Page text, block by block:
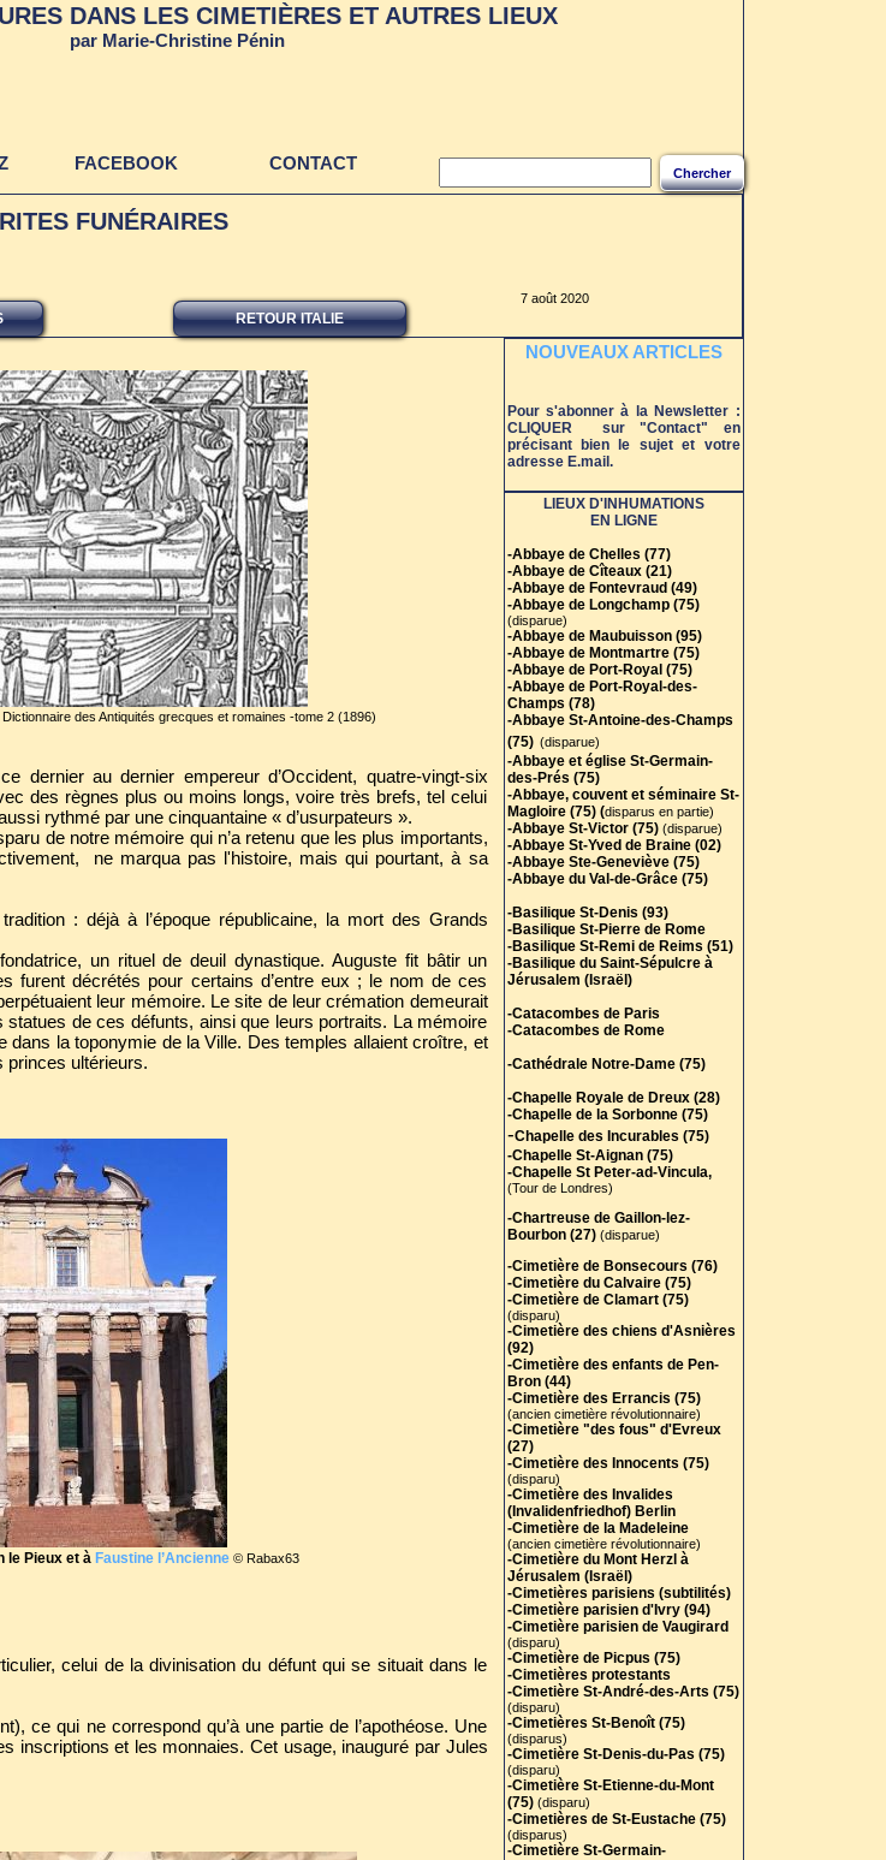
RETOUR ITALIE
FUNÉRAIRES
des Antiquités grecques et romaines -tome 2 (1896)
dernier au dernier empereur d’Occident, quatre-vingt-six
des règnes plus ou moins longs, voire très brefs, tel celui
rythmé par une cinquantaine « d’usurpateurs ».
de notre mémoire qui n’a retenu que les plus importants,
ne marqua pas l'histoire, mais qui pourtant, à sa
: déjà à l’époque républicaine, la mort des Grands
un rituel de deuil dynastique. Auguste fit bâtir un
furent décrétés pour certains d’entre eux ; le nom de ces
leur mémoire. Le site de leur crémation demeurait
de ces défunts, ainsi que leurs portraits. La mémoire
dans la toponymie de la Ville. Des temples allaient croître, et
princes ultérieurs.
le Pieux et à Faustine l’Ancienne © Rabax63
celui de la divinisation du défunt qui se situait dans le
ce qui ne correspond qu’à une partie de l’apothéose. Une
inscriptions et les monnaies. Cet usage, inauguré par Jules
7 août 2020
TOMBES ET SEPULTURES DANS LES
CIMETIERES ET AUTRES LIEUX
DANS LES CIMETIÈRES ET AUTRES LIEUX
par Marie-Christine Pénin
FACEBOOK Chercher
CONTACT
NOUVEAUX ARTICLES
Pour s'abonner à la Newsletter :
CLIQUER sur "Contact" en
précisant bien le sujet et votre
adresse E.mail.
LIEUX D'INHUMATIONS
EN LIGNE
-Abbaye de Chelles (77)
-Abbaye de Cîteaux (21)
-Abbaye de Fontevraud (49)
-Abbaye de Longchamp (75)
(disparue)
-Abbaye de Maubuisson (95)
-Abbaye de Montmartre (75)
-Abbaye de Port-Royal (75)
-Abbaye de Port-Royal-des-
Champs (78)
-Abbaye St-Antoine-des-Champs
(75) (disparue)
-Abbaye et église St-Germain-
des-Prés (75)
-Abbaye, couvent et séminaire St-
Magloire (75) (disparus en partie)
-Abbaye St-Victor (75) (disparue)
-Abbaye St-Yved de Braine (02)
-Abbaye Ste-Geneviève (75)
-Abbaye du Val-de-Grâce (75)
-Basilique St-Denis (93)
-Basilique St-Pierre de Rome
-Basilique St-Remi de Reims (51)
-Basilique du Saint-Sépulcre à
Jérusalem (Israël)
-Catacombes de Paris
-Catacombes de Rome
-Cathédrale Notre-Dame (75)
-Chapelle Royale de Dreux (28)
-Chapelle de la Sorbonne (75)
-Chapelle des Incurables (75)
-Chapelle St-Aignan (75)
-Chapelle St Peter-ad-Vincula,
(Tour de Londres)
-Chartreuse de Gaillon-lez-
Bourbon (27) (disparue)
-Cimetière de Bonsecours (76)
-Cimetière du Calvaire (75)
-Cimetière de Clamart (75)
(disparu)
-Cimetière des chiens d'Asnières
(92)
-Cimetière des enfants de Pen-
Bron (44)
-Cimetière des Errancis (75)
(ancien cimetière révolutionnaire)
-Cimetière "des fous" d'Evreux
(27)
-Cimetière des Innocents (75)
(disparu)
-Cimetière des Invalides
(Invalidenfriedhof) Berlin
-Cimetière de la Madeleine
(ancien cimetière révolutionnaire)
-Cimetière du Mont Herzl à
Jérusalem (Israël)
-Cimetières parisiens (subtilités)
-Cimetière parisien d'Ivry (94)
-Cimetière parisien de Vaugirard
(disparu)
-Cimetière de Picpus (75)
-Cimetières protestants
-Cimetière St-André-des-Arts (75)
(disparu)
-Cimetières St-Benoît (75)
(disparus)
-Cimetière St-Denis-du-Pas (75)
(disparu)
-Cimetière St-Etienne-du-Mont
(75) (disparu)
-Cimetières de St-Eustache (75)
(disparus)
-Cimetière St-Germain-